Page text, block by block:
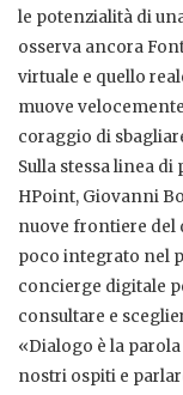
le potenzialità di
osserva ancora
virtuale e quello
muove
coraggio di
Sulla stessa linea
HPoint, Giovanni
nuove frontiere del
poco integrato nel
concierge digitale
consultare e
«Dialogo è la
nostri ospiti e